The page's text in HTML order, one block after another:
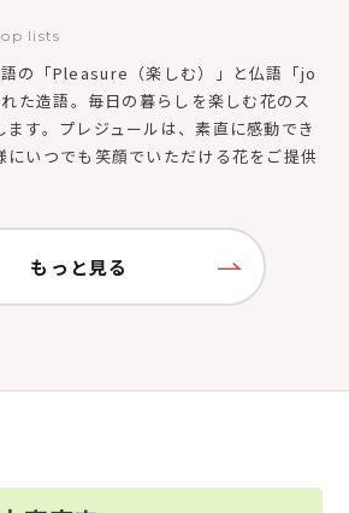
lists
の「Pleasure（楽しむ）」と仏語「jo
た造語。毎日の暮らしを楽しむ花のス
す。プレジュールは、素直に感動でき
にいつでも笑顔でいただける花をご提供
もっと見る